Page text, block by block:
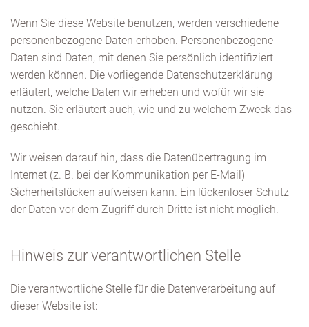
Wenn Sie diese Website benutzen, werden verschiedene
personenbezogene Daten erhoben. Personenbezogene
Daten sind Daten, mit denen Sie persönlich identifiziert
werden können. Die vorliegende Datenschutzerklärung
erläutert, welche Daten wir erheben und wofür wir sie
nutzen. Sie erläutert auch, wie und zu welchem Zweck das
geschieht.
Wir weisen darauf hin, dass die Datenübertragung im
Internet (z. B. bei der Kommunikation per E-Mail)
Sicherheitslücken aufweisen kann. Ein lückenloser Schutz
der Daten vor dem Zugriff durch Dritte ist nicht möglich.
Hinweis zur verantwortlichen Stelle
Die verantwortliche Stelle für die Datenverarbeitung auf
dieser Website ist: